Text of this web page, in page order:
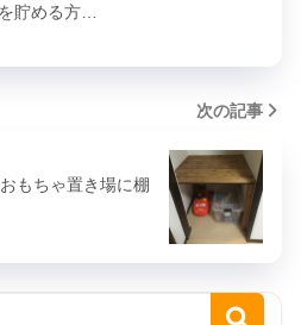
貯める方…
次の記事
もちゃ置き場に棚